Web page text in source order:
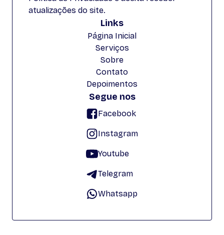
atualizações do site.
Links
Página Inicial
Serviços
Sobre
Contato
Depoimentos
Segue nos
Facebook
Instagram
Youtube
Telegram
Whatsapp